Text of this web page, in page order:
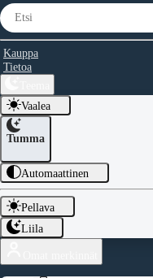
Kauppa
Tietoa
Vaalea
Tumma
Automaattinen
Pellava
Liila